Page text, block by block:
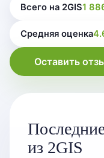
Всего на 2GIS1
Средняя оценка
Оставить
из 2GIS